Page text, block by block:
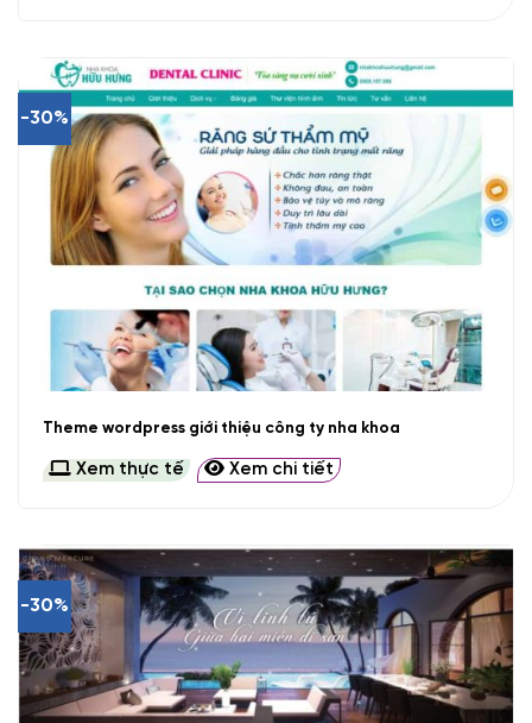
-30%
Theme wordpress giới thiệu công ty nha khoa
Xem thực tế Xem chi tiết
-30%